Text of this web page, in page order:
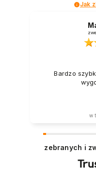
Jak
Bardzo
w
zebranych i